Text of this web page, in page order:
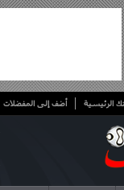
الرئيسية أضف إلى المفضلات